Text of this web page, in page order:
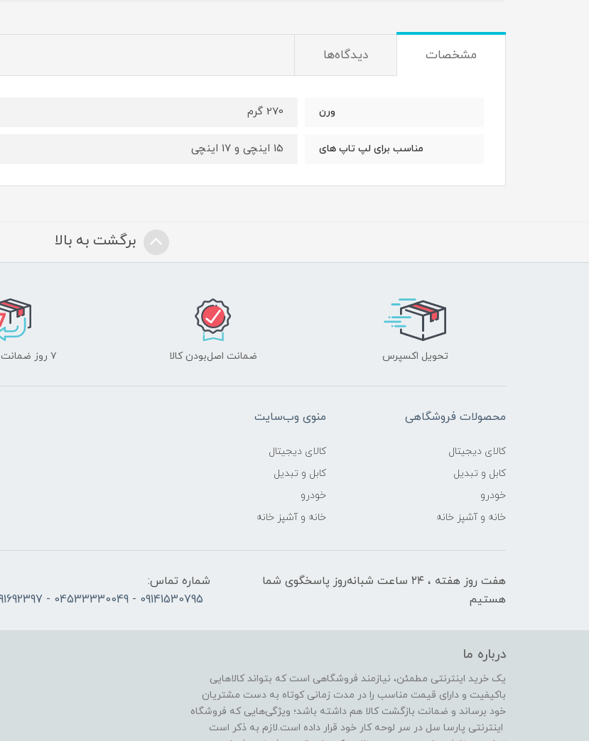
مشخصات دیدگاه‌ها
ورن 270 گرم
مناسب برای لپ تاپ های 15 اینچی و 17 اینچی
برگشت به بالا
تحویل اکسپرس ضمانت اصل‌بودن کالا ۷ روز ضمانت بازگشت
محصولات فروشگاهی
کالای دیجیتال
کابل و تبدیل
خودرو
خانه و آشپز خانه
منوی وب‌سایت
کالای دیجیتال
کابل و تبدیل
خودرو
خانه و آشپز خانه
هفت روز هفته ، ۲۴ ساعت شبانه‌روز پاسخگوی شما
هستیم
شماره تماس:
09141530795 - 04533330049 - 021-91692397
درباره ما
یک خرید اینترنتی مطمئن، نیازمند فروشگاهی است که بتواند کالاهایی
باکیفیت و دارای قیمت مناسب را در مدت زمانی کوتاه به دست مشتریان
خود برساند و ضمانت بازگشت کالا هم داشته باشد؛ ویژگی‌هایی که فروشگاه
اینترنتی پارسا سل در سر لوحه کار خود قرار داده است.لازم به ذکر است